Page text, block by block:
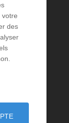
votre
des